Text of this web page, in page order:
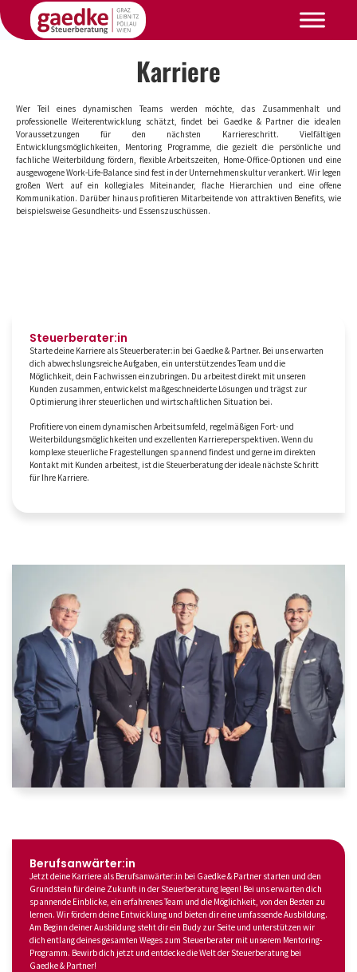
Karriere
Wer Teil eines dynamischen Teams werden möchte, das Zusammenhalt und
professionelle Weiterentwicklung schätzt, findet bei Gaedke & Partner die idealen
Voraussetzungen für den nächsten Karriereschritt. Vielfältigen
Entwicklungsmöglichkeiten, Mentoring Programme, die gezielt die persönliche und
fachliche Weiterbildung fördern, flexible Arbeitszeiten, Home-Office-Optionen und eine
ausgewogene Work-Life-Balance sind fest in der Unternehmenskultur verankert. Wir legen
großen Wert auf ein kollegiales Miteinander, flache Hierarchien und eine offene
Kommunikation. Darüber hinaus profitieren Mitarbeitende von attraktiven Benefits, wie
beispielsweise Gesundheits- und Essenszuschüssen.
Steuerberater:in
Starte deine Karriere als Steuerberater:in bei Gaedke & Partner. Bei uns erwarten
dich abwechslungsreiche Aufgaben, ein unterstützendes Team und die
Möglichkeit, dein Fachwissen einzubringen. Du arbeitest direkt mit unseren
Kunden zusammen, entwickelst maßgeschneiderte Lösungen und trägst zur
Optimierung ihrer steuerlichen und wirtschaftlichen Situation bei.
Profitiere von einem dynamischen Arbeitsumfeld, regelmäßigen Fort- und
Weiterbildungsmöglichkeiten und exzellenten Karriereperspektiven. Wenn du
komplexe steuerliche Fragestellungen spannend findest und gerne im direkten
Kontakt mit Kunden arbeitest, ist die Steuerberatung der ideale nächste Schritt
für Ihre Karriere.
Berufsanwärter:in
Jetzt deine Karriere als Berufsanwärter:in bei Gaedke & Partner starten und den
Grundstein für deine Zukunft in der Steuerberatung legen! Bei uns erwarten dich
spannende Einblicke, ein erfahrenes Team und die Möglichkeit, von den Besten zu
lernen. Wir fördern deine Entwicklung und bieten dir eine umfassende Ausbildung.
Am Beginn deiner Ausbildung steht dir ein Budy zur Seite und unterstützen wir
dich entlang deines gesamten Weges zum Steuerberater mit unserem Mentoring-
Programm. Bewirb dich jetzt und entdecke die Welt der Steuerberatung bei
Gaedke & Partner!